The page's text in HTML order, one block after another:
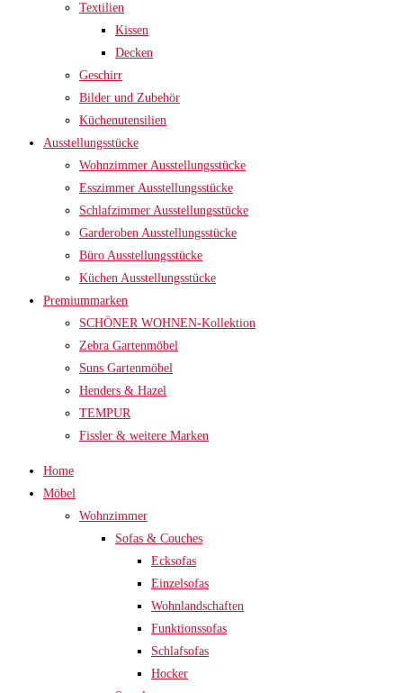
Textilien
Kissen
Decken
Geschirr
Bilder und Zubehör
Küchenutensilien
Ausstellungsstücke
Wohnzimmer Ausstellungsstücke
Esszimmer Ausstellungsstücke
Schlafzimmer Ausstellungsstücke
Garderoben Ausstellungsstücke
Büro Ausstellungsstücke
Küchen Ausstellungsstücke
Premiummarken
SCHÖNER WOHNEN-Kollektion
Zebra Gartenmöbel
Suns Gartenmöbel
Henders & Hazel
TEMPUR
Fissler & weitere Marken
Home
Möbel
Wohnzimmer
Sofas & Couches
Ecksofas
Einzelsofas
Wohnlandschaften
Funktionssofas
Schlafsofas
Hocker